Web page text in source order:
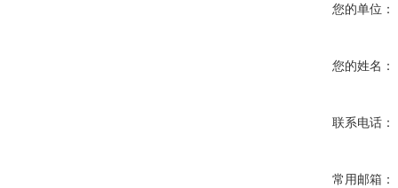
您的单位：
您的姓名：
联系电话：
常用邮箱：